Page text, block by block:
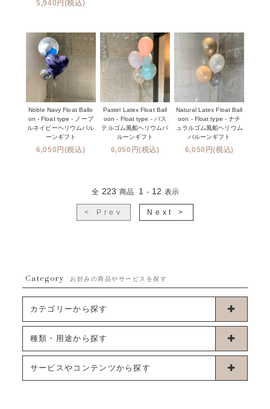
5,940円(税込)
Noble Navy Float Ballo
on - Float type - ノーブ
ルネイビーヘリウムバル
ーンギフト
6,050円(税込)
Pastel Latex Float Ball
oon - Float type - パス
テルゴム風船ヘリウムバ
ルーンギフト
6,050円(税込)
Natural Latex Float Ball
oon - Float type - ナチ
ュラルゴム風船ヘリウム
バルーンギフト
6,050円(税込)
全 223 商品 1 - 12 表示
< Prev Next >
Category お好みの商品やサービスを探す
カテゴリーから探す
卓上タイプバルーン
ブーケタイプバルーン
種類・用途から探す
お誕生日
サービスやコンテンツから探す